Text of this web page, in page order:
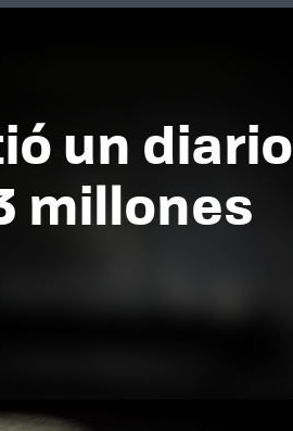
un diario
millones